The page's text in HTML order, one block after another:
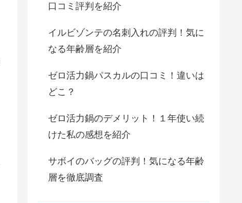
口コミ評判を紹介
イルビゾンテの名刺入れの評判！気に
なる年齢層を紹介
ゼロ活力鍋パスカルの口コミ！違いは
どこ？
ゼロ活力鍋のデメリット！１年使い続
けた私の感想を紹介
サボイのバッグの評判！気になる年齢
層を徹底調査